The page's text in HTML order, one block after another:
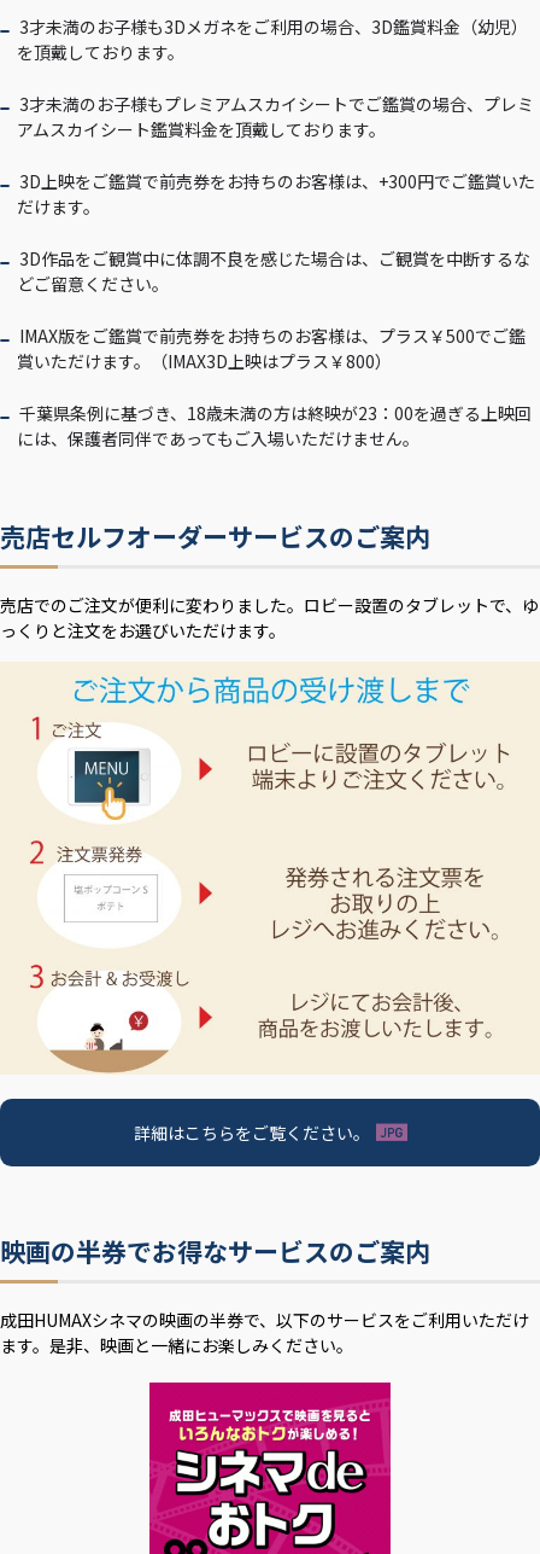
3才未満のお子様も3Dメガネをご利用の場合、3D鑑賞料金（幼児）
を頂戴しております。
3才未満のお子様もプレミアムスカイシートでご鑑賞の場合、プレミ
アムスカイシート鑑賞料金を頂戴しております。
3D上映をご鑑賞で前売券をお持ちのお客様は、+300円でご鑑賞いた
だけます。
3D作品をご観賞中に体調不良を感じた場合は、ご観賞を中断するな
どご留意ください。
IMAX版をご鑑賞で前売券をお持ちのお客様は、プラス￥500でご鑑
賞いただけます。（IMAX3D上映はプラス￥800）
千葉県条例に基づき、18歳未満の方は終映が23：00を過ぎる上映回
には、保護者同伴であってもご入場いただけません。
売店セルフオーダーサービスのご案内
売店でのご注文が便利に変わりました。ロビー設置のタブレットで、ゆ
っくりと注文をお選びいただけます。
詳細はこちらをご覧ください。
映画の半券でお得なサービスのご案内
成田HUMAXシネマの映画の半券で、以下のサービスをご利用いただけ
ます。是非、映画と一緒にお楽しみください。